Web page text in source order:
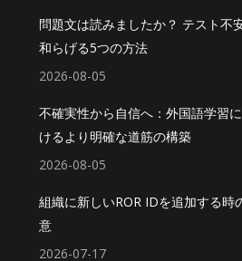
問題文は読みましたか？ テスト不
和らげる5つの方法
2026-08-05
不確実性から自信へ：外国語学習
けるより明確な道筋の構築
2026-08-05
組織に新しいROR IDを追加する時
意
2026-07-17